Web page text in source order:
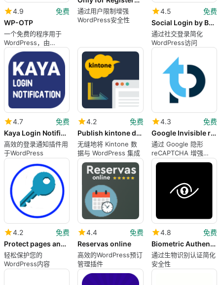
4.9
免费
WP-OTP
一个免费的程序用于
WordPress，由
noplanman提供。
通过用户限制增强
WordPress安全性
4.5
免费
Social Login by BestWebSoft
通过社交登录简化
WordPress访问
4.7
免费
Kaya Login Notification
高效的登录通知插件用
于WordPress
4.2
免费
Publish kintone data
无缝地将 Kintone 数
据与 WordPress 集成
4.3
免费
Google Invisible reCaptcha by ThreatPress
通过 Google 隐形
reCAPTCHA 增强
WordPress 安全性
4.2
免费
Protect pages and categories with login
轻松保护您的
WordPress内容
4.4
免费
Reservas online
高效的WordPress预订
管理插件
4.8
免费
Biometric Authentication
通过生物识别认证简化
安全性